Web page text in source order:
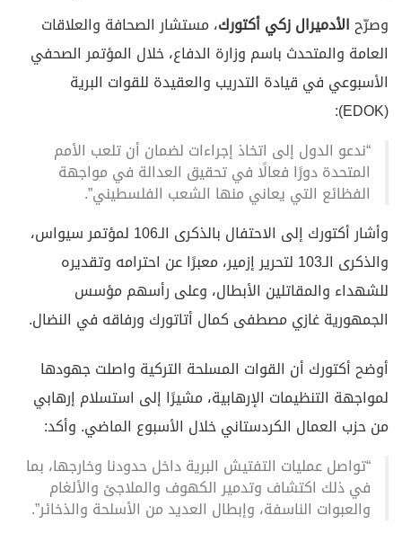
وصرّحالأدميرال زكي أكتورك، مستشار الصحافة والعلاقات
العامة والمتحدث باسم وزارة الدفاع، خلال المؤتمر الصحفي
الأسبوعي في قيادة التدريب والعقيدة للقوات البرية
(EDOK):
“ندعو الدول إلى اتخاذ إجراءات لضمان أن تلعب الأمم
المتحدة دورًا فعالًا في تحقيق العدالة في مواجهة
الفظائع التي يعاني منها الشعب الفلسطيني”.
وأشار أكتورك إلى الاحتفال بالذكرى الـ106 لمؤتمر سيواس،
والذكرى الـ103 لتحرير إزمير، معبرًا عن احترامه وتقديره
للشهداء والمقاتلين الأبطال، وعلى رأسهم مؤسس
الجمهورية غازي مصطفى كمال أتاتورك ورفاقه في النضال.
أوضح أكتورك أن القوات المسلحة التركية واصلت جهودها
لمواجهة التنظيمات الإرهابية، مشيرًا إلى استسلام إرهابي
من حزب العمال الكردستاني خلال الأسبوع الماضي. وأكد:
“تواصل عمليات التفتيش البرية داخل حدودنا وخارجها، بما
في ذلك اكتشاف وتدمير الكهوف والملاجئ والألغام
والعبوات الناسفة، وإبطال العديد من الأسلحة والذخائر”.